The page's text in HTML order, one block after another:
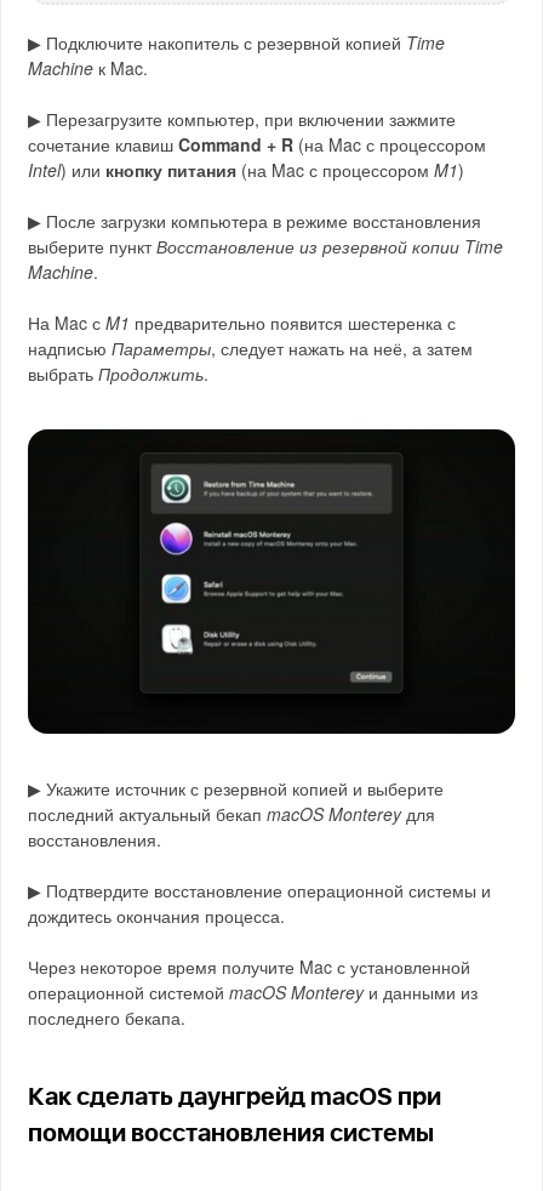
▶ Подключите накопитель с резервной копией Time
Machine к Mac.
▶ Перезагрузите компьютер, при включении зажмите
сочетание клавишCommand + R (на Mac с процессором
Intel) или кнопку питания (на Mac с процессоромM1)
▶ После загрузки компьютера в режиме восстановления
выберите пунктВосстановление из резервной копии Time
Machine.
На Mac сM1 предварительно появится шестеренка с
надписьюПараметры, следует нажать на неё, а затем
выбратьПродолжить.
▶ Укажите источник с резервной копией и выберите
последний актуальный бекапmacOS Montereyдля
восстановления.
▶ Подтвердите восстановление операционной системы и
дождитесь окончания процесса.
Через некоторое время получите Mac с установленной
операционной системойmacOS Montereyи данными из
последнего бекапа.
Как сделать даунгрейд macOS при
помощи восстановления системы